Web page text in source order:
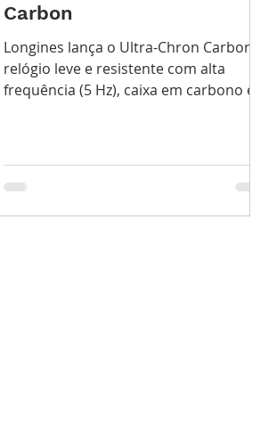
Carbon
Longines lança o Ultra-Chron Carbon,
relógio leve e resistente com alta
frequência (5 Hz), caixa em carbono e